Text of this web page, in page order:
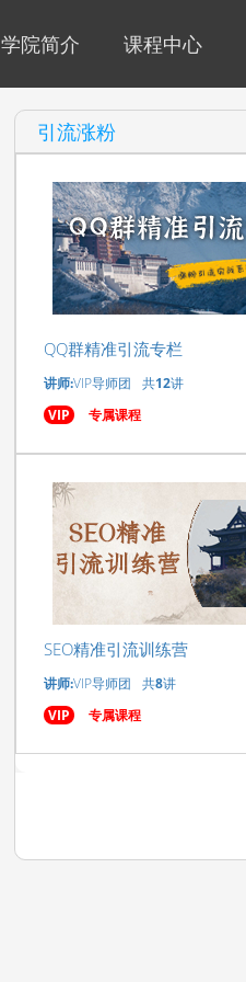
学院简介 课程中心
引流涨粉
QQ群精准引流专栏
讲师:VIP导师团 共12讲
VIP
专属课程
SEO精准引流训练营
讲师:VIP导师团 共8讲
VIP
专属课程